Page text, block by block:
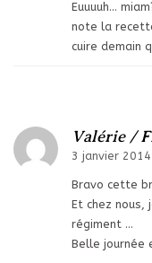
Euuuuh…
note la
cuire demain
Valérie /
3 janvier
Bravo cette
Et chez
régiment …
Belle journée